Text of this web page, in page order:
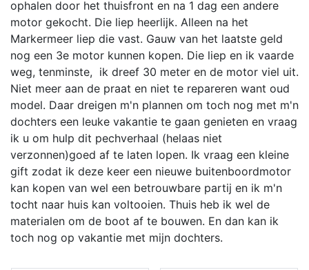
ophalen door het thuisfront en na 1 dag een andere
motor gekocht. Die liep heerlijk. Alleen na het
Markermeer liep die vast. Gauw van het laatste geld
nog een 3e motor kunnen kopen. Die liep en ik vaarde
weg, tenminste, ik dreef 30 meter en de motor viel uit.
Niet meer aan de praat en niet te repareren want oud
model. Daar dreigen m'n plannen om toch nog met m'n
dochters een leuke vakantie te gaan genieten en vraag
ik u om hulp dit pechverhaal (helaas niet
verzonnen)goed af te laten lopen. Ik vraag een kleine
gift zodat ik deze keer een nieuwe buitenboordmotor
kan kopen van wel een betrouwbare partij en ik m'n
tocht naar huis kan voltooien. Thuis heb ik wel de
materialen om de boot af te bouwen. En dan kan ik
toch nog op vakantie met mijn dochters.